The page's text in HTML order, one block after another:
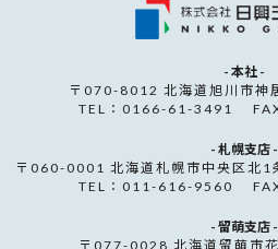
- 本社 -
〒070-8012 北海道旭川市神
TEL：0166-61-3491
- 札幌支店 -
〒060-0001 北海道札幌市中央区北1
TEL：011-616-9560
- 留萌支店 -
〒077-0028 北海道留萌市